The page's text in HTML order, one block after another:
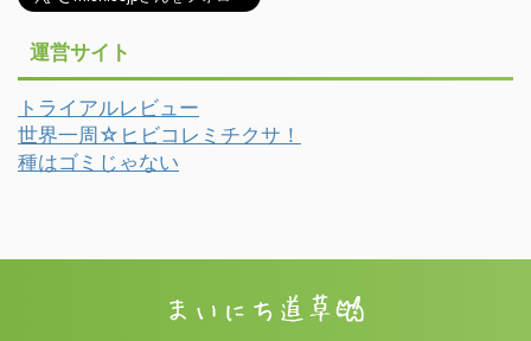
運営サイト
トライアルレビュー
世界一周☆ヒビコレミチクサ！
種はゴミじゃない